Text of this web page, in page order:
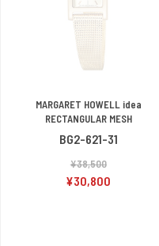
MARGARET HOWELL idea
RECTANGULAR MESH
BG2-621-31
¥38,500
¥30,800